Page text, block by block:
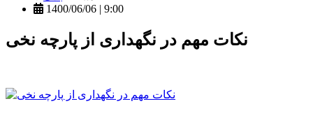
1400/06/06 | 9:00
نکات مهم در نگهداری از پارچه نخی